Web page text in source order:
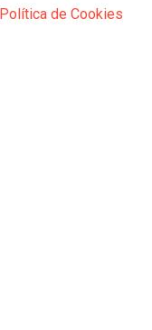
de Cookies